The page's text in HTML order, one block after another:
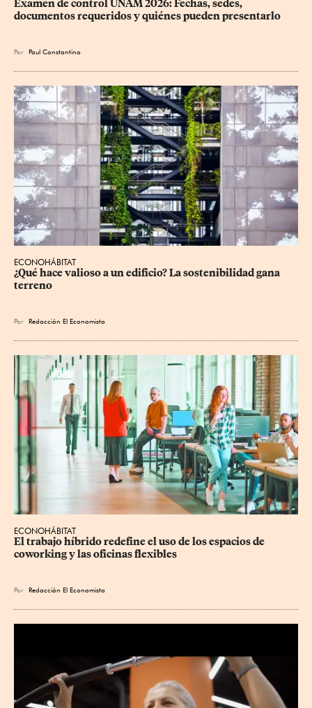
Examen de control UNAM 2026: Fechas, sedes,
documentos requeridos y quiénes pueden presentarlo
Por Paul Constantino
ECONOHÁBITAT
¿Qué hace valioso a un edificio? La sostenibilidad gana
terreno
Por Redacción El Economista
ECONOHÁBITAT
El trabajo híbrido redefine el uso de los espacios de
coworking y las oficinas flexibles
Por Redacción El Economista